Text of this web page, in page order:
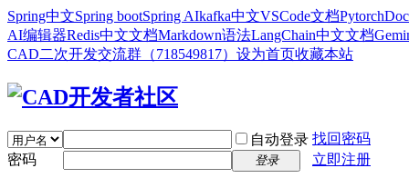
Spring中文Spring bootSpring AIkafka中文VSCode文档Pytorch
AI编辑器Redis中文文档Markdown语法LangChain中文文档
CAD二次开发交流群（718549817） 设为首页收藏本站
自动登录 找回密码
密码
登录 立即注册